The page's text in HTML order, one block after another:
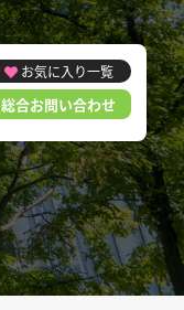
お気に入り一覧
総合お問い合わせ